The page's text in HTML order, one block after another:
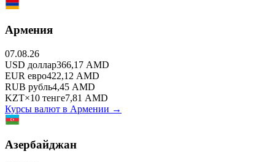
Армения
07.08.26
USD доллар366,17 AMD
EUR евро422,12 AMD
RUB рубль4,45 AMD
KZT×10 тенге7,81 AMD
Курсы валют в Армении →
Азербайджан